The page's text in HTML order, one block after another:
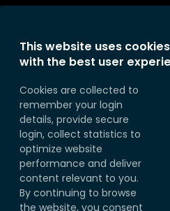
Contacteer ons
Eurosoap
Sprietestraat 166
B-8792 Desselgem
Belgium
Telefoon:+32 (0) 56 71 49 77
This website uses
with the best user
Cookies are collected to
remember your login
details, provide secure
login, collect statistics to
optimize website
performance and deliver
content relevant to you.
By continuing to browse
the website, you consent